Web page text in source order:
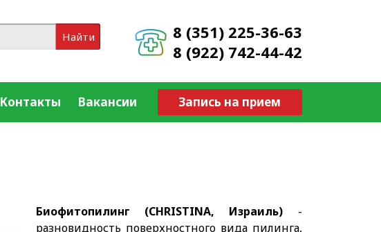
8 (351) 225-36-63
8 (922) 742-44-42
Найти
Запись на прием
Контакты Вакансии
Биофитопилинг (CHRISTINA, Израиль) -
разновидность поверхностного вида пилинга,